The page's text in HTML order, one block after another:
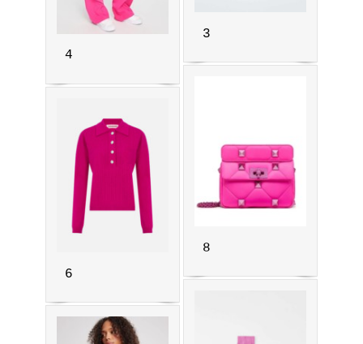
3
4
8
6